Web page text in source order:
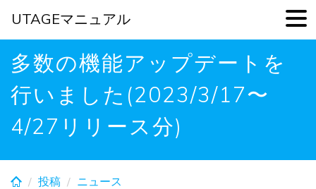
Skip
main
content
多数の機能アップデートを
行いました(2023/3/17〜
4/27リリース分)
投稿
ニュース
UTAGEマニュアル